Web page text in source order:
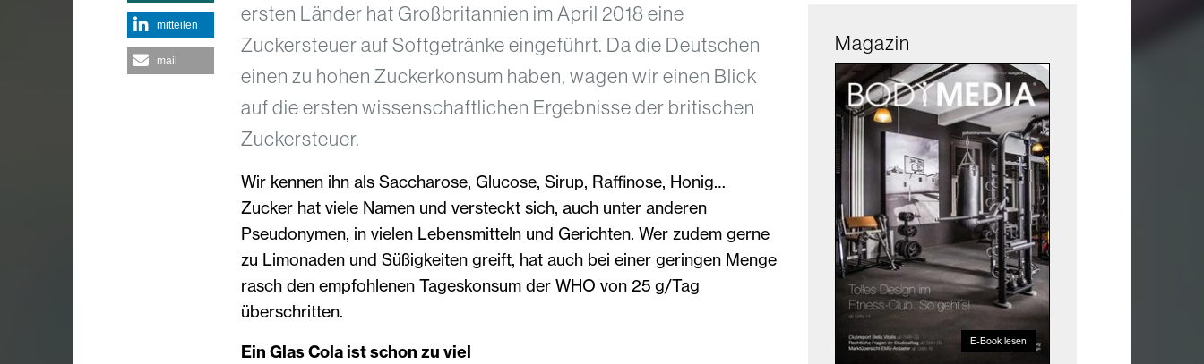
ersten Länder hat Großbritannien im April 2018 eine
Zuckersteuer auf Softgetränke eingeführt. Da die Deutschen
einen zu hohen Zuckerkonsum haben, wagen wir einen Blick
auf die ersten wissenschaftlichen Ergebnisse der britischen
Zuckersteuer.
Wir kennen ihn als Saccharose, Glucose, Sirup, Raffinose, Honig…
Zucker hat viele Namen und versteckt sich, auch unter anderen
Pseudonymen, in vielen Lebensmitteln und Gerichten. Wer zudem gerne
zu Limonaden und Süßigkeiten greift, hat auch bei einer geringen Menge
rasch den empfohlenen Tageskonsum der WHO von 25 g/Tag
überschritten.
Ein Glas Cola ist schon zu viel
mitteilen
mail
Magazin
E-Book lesen